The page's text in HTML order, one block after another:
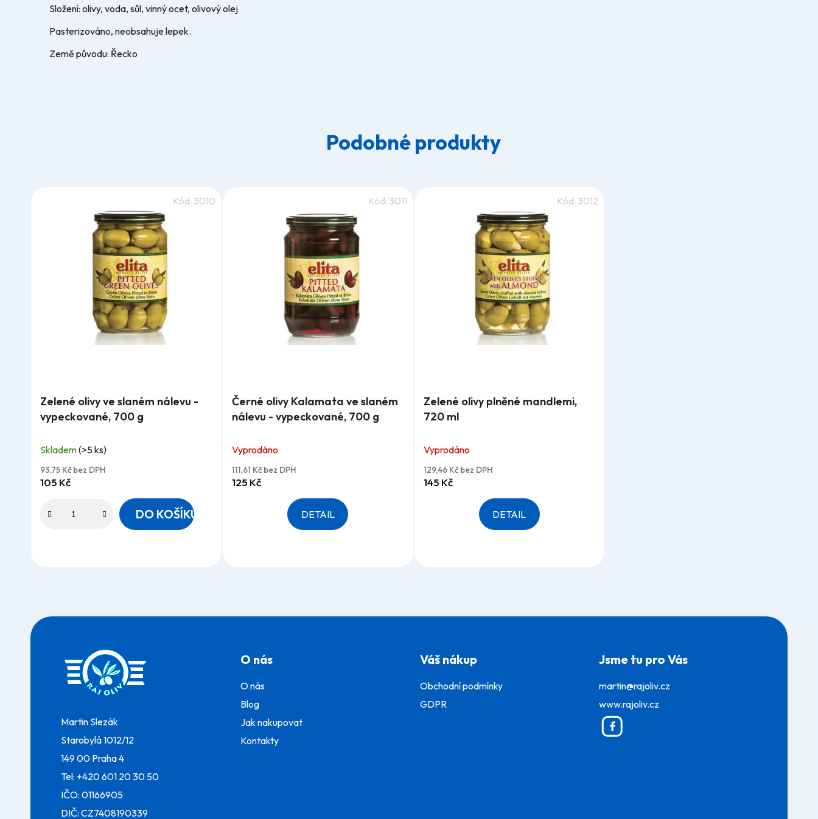
Složení: olivy, voda, sůl, vinný ocet, olivový olej
Pasterizováno, neobsahuje lepek.
Země původu: Řecko
Podobné produkty
hodnocení
produktu
4,9
z
5
Zelené olivy ve slaném nálevu -
vypeckované, 700 g
Skladem(>5 ks)
93,75 Kč bez DPH
105 Kč
DO KOŠÍKU
Kód: 3010
hodnocení
produktu
4,8
z
5
Černé olivy Kalamata ve slaném
nálevu - vypeckované, 700 g
Vyprodáno
111,61 Kč bez DPH
125 Kč
DETAIL
Kód: 3011
hodnocení
produktu
5,0
z
5
Zelené olivy plněné mandlemi,
720 ml
Vyprodáno
129,46 Kč bez DPH
145 Kč
DETAIL
Kód: 3012
Z
Martin Slezák
Starobylá 1012/12
149 00 Praha 4
Tel: +420 601 20 30 50
IČO: 01166905
DIČ: CZ7408190339
O nás
O nás
Blog
Jak nakupovat
Kontakty
Váš nákup
Obchodní podmínky
GDPR
Jsme tu pro Vás
martin@rajoliv.cz
www.rajoliv.cz